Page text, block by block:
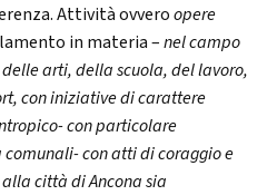
Attività ovveroopere
in materia –nel campo
arti, della scuola, del lavoro,
con iniziative di carattere
con particolare
con atti di coraggio e
città di Ancona sia